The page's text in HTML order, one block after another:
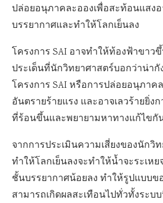
ปล่อยอนุภาคละอองเพื่อสะท้อนแสง
บรรยากาศและทำให้โลกเย็นลง
โครงการ SAI อาจทำให้ท้องฟ้าขาว
ประเด็นที่นักวิทยาศาสตร์บอกว่าน่า
โครงการ SAI หรือการปล่อยอนุภาค
อันตรายร้ายแรง และอาจเลวร้ายยิ่
ที่ร้อนขึ้นและพยายามหาทางแก้ไขกั
จากการประเมินความเสี่ยงของนักวิ
ทำให้โลกเย็นลงจะทำให้น้ำจะระเห
ชั้นบรรยากาศน้อยลง ทำให้รูปแบบข
สามารถเกิดผลสะเทือนไปทั่วทั้งระบ